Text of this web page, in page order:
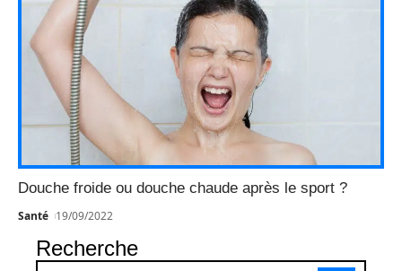
Douche froide ou douche chaude après le sport ?
Santé 19/09/2022
Recherche